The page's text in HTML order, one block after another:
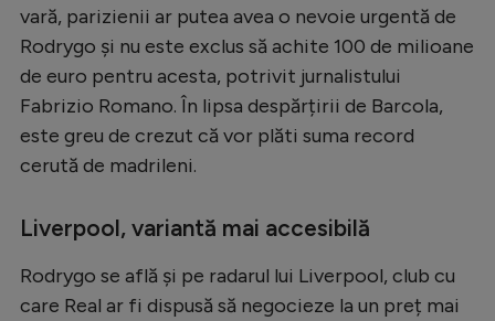
Intră în cont
Creează cont
vară, parizienii ar putea avea o nevoie urgentă de
Rodrygo și nu este exclus să achite 100 de milioane
de euro pentru acesta, potrivit jurnalistului
Fabrizio Romano. În lipsa despărțirii de Barcola,
este greu de crezut că vor plăti suma record
cerută de madrileni.
Liverpool, variantă mai accesibilă
Rodrygo se află și pe radarul lui Liverpool, club cu
care Real ar fi dispusă să negocieze la un preț mai